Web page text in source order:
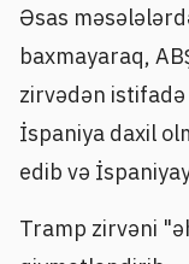
Əsas
baxmayaraq,
zirvədən
İspaniya daxil
edib və
Tramp zirvəni